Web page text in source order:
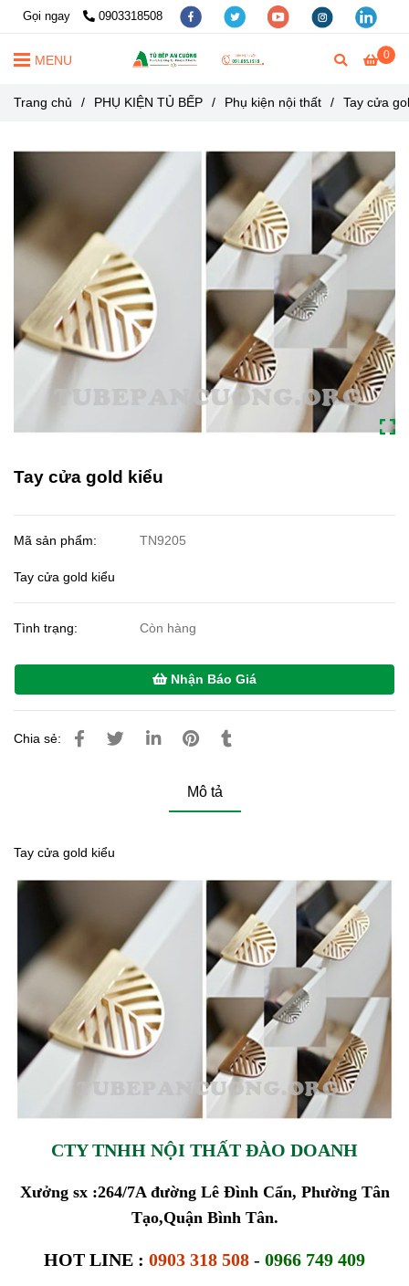
Gọi ngay 0903318508
0
MENU
Trang chủ / PHỤ KIỆN TỦ BẾP / Phụ kiện nội thất / Tay cửa
Tay cửa gold kiểu
Mã sản phẩm: TN9205
Tay cửa gold kiểu
Tình trạng: Còn hàng
Nhận Báo Giá
Chia sẻ:
Mô tả
Tay cửa gold kiểu
CTY TNHH NỘI THẤT ĐÀO DOANH
Xưởng sx :264/7A đường Lê Đình Cẩn, Phường Tân
Tạo,Quận Bình Tân.
HOT LINE : 0903 318 508 - 0966 749 409